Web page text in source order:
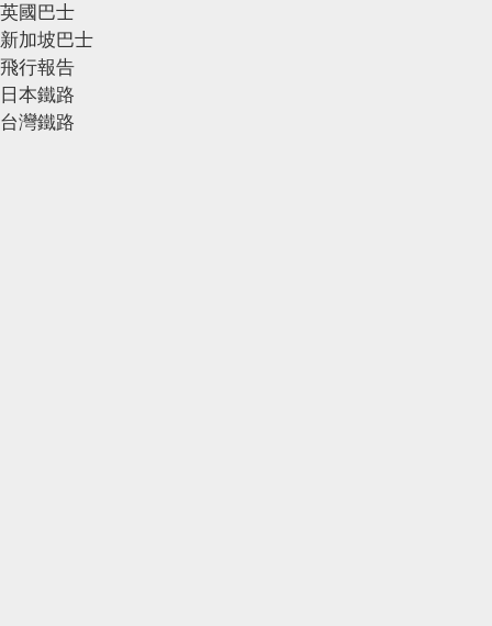
英國巴士
新加坡巴士
飛行報告
日本鐵路
台灣鐵路